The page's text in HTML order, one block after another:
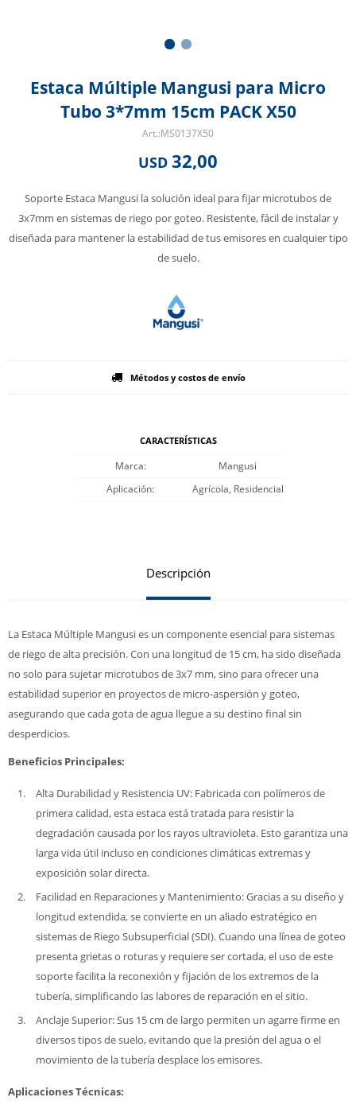
Estaca Múltiple Mangusi para Micro
Tubo 3*7mm 15cm PACK X50
MS0137X50
USD 32,00
Soporte Estaca Mangusi la solución ideal para fijar microtubos de
3x7mm en sistemas de riego por goteo. Resistente, fácil de instalar y
diseñada para mantener la estabilidad de tus emisores en cualquier tipo
de suelo.
Métodos y costos de envío
CARACTERÍSTICAS
Marca
Mangusi
Aplicación
Agrícola, Residencial
Descripción
La Estaca Múltiple Mangusi es un componente esencial para sistemas
de riego de alta precisión. Con una longitud de 15 cm, ha sido diseñada
no solo para sujetar microtubos de 3x7 mm, sino para ofrecer una
estabilidad superior en proyectos de micro-aspersión y goteo,
asegurando que cada gota de agua llegue a su destino final sin
desperdicios.
Beneficios Principales:
Alta Durabilidad y Resistencia UV: Fabricada con polímeros de
primera calidad, esta estaca está tratada para resistir la
degradación causada por los rayos ultravioleta. Esto garantiza una
larga vida útil incluso en condiciones climáticas extremas y
exposición solar directa.
Facilidad en Reparaciones y Mantenimiento: Gracias a su diseño y
longitud extendida, se convierte en un aliado estratégico en
sistemas de Riego Subsuperficial (SDI). Cuando una línea de goteo
presenta grietas o roturas y requiere ser cortada, el uso de este
soporte facilita la reconexión y fijación de los extremos de la
tubería, simplificando las labores de reparación en el sitio.
Anclaje Superior: Sus 15 cm de largo permiten un agarre firme en
diversos tipos de suelo, evitando que la presión del agua o el
movimiento de la tubería desplace los emisores.
Aplicaciones Técnicas: